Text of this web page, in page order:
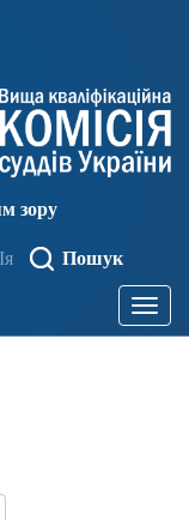
зору
Пошук
Toggle